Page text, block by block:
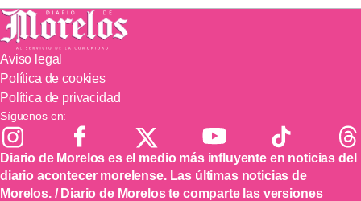
Aviso legal
Política de cookies
Política de privacidad
Síguenos en:
Diario de Morelos es el medio más influyente en noticias del
diario acontecer morelense. Las últimas noticias de
Morelos. / Diario de Morelos te comparte las versiones